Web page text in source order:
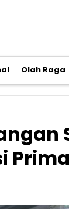
Olah Raga